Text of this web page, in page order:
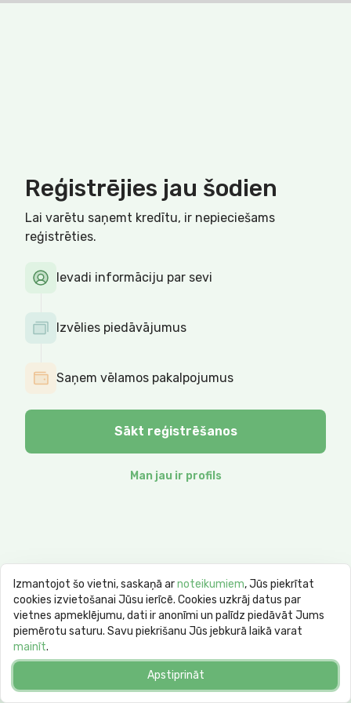
Reģistrējies jau šodien
Lai varētu saņemt kredītu, ir nepieciešams
reģistrēties.
Ievadi informāciju par sevi
Izvēlies piedāvājumus
Saņem vēlamos pakalpojumus
Sākt reģistrēšanos
Man jau ir profils
Izmantojot šo vietni, saskaņā arnoteikumiem, Jūs piekrītat
cookies izvietošanai Jūsu ierīcē. Cookies uzkrāj datus par
vietnes apmeklējumu, dati ir anonīmi un palīdz piedāvāt Jums
piemērotu saturu. Savu piekrišanu Jūs jebkurā laikā varat
mainīt.
Apstiprināt